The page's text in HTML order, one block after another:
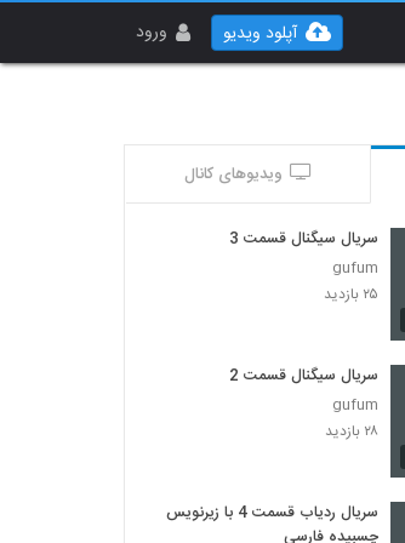
ورود آپلود ویدیو
ویدیوهای کانال
سریال سیگنال قسمت 3
gufum
۲۵ بازدید
سریال سیگنال قسمت 2
gufum
۲۸ بازدید
سریال ردیاب قسمت 4 با زیرنویس
چسبیده فارسی